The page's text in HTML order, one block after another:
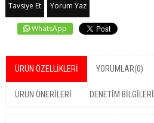
Tavsiye Et Yorum Yaz
WhatsApp
ÜRÜN ÖZELLIKLERI YORUMLAR(0)
ÜRÜN ÖNERILERI DENETIM BILGILERI